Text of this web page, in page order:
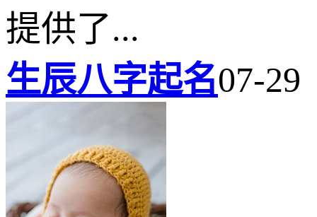
提供了...
生辰八字起名07-29